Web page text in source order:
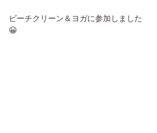
ビーチクリーン＆ヨガに参加しました
😀